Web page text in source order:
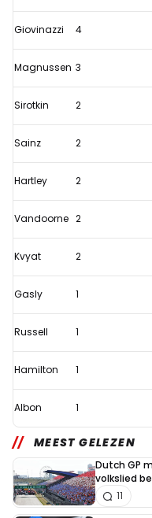
Giovinazzi 4
Magnussen 3
Sirotkin 2
Sainz 2
Hartley 2
Vandoorne 2
Kvyat 2
Gasly 1
Russell 1
Hamilton 1
Albon 1
MEEST GELEZEN
Dutch GP
volkslied
11